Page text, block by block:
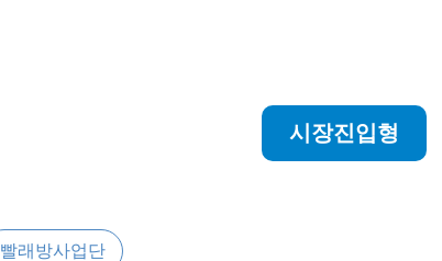
시장진입형
빨래방사업단